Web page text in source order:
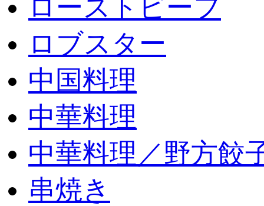
ローストビーフ
ロブスター
中国料理
中華料理
中華料理／野方餃
串焼き